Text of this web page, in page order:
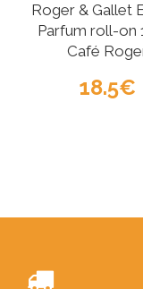
Roger & Gallet
Parfum roll-on
Café
18.5